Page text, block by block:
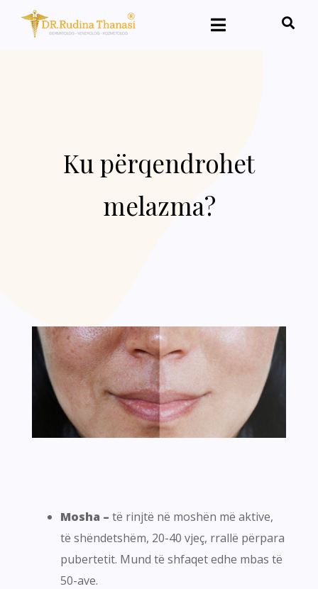
Ku përqendrohet
melazma?
Mosha – të rinjtë në moshën më aktive,
të shëndetshëm, 20-40 vjeç, rrallë përpara
pubertetit. Mund të shfaqet edhe mbas të
50-ave.